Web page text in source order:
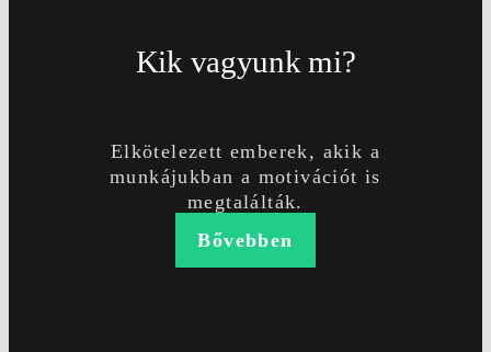
Kik vagyunk mi?
Elkötelezett emberek, akik a
munkájukban a motivációt is
megtalálták.
Bővebben